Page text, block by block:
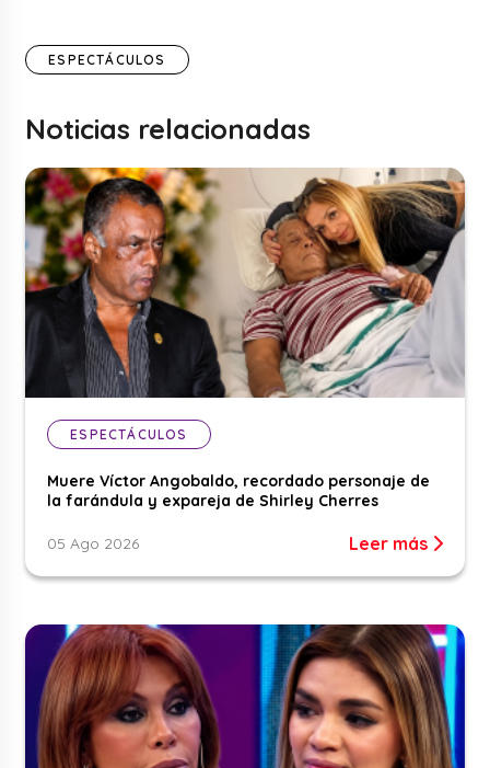
ESPECTÁCULOS
Noticias relacionadas
ESPECTÁCULOS
Muere Víctor Angobaldo, recordado personaje de
la farándula y expareja de Shirley Cherres
05 Ago 2026 Leer más